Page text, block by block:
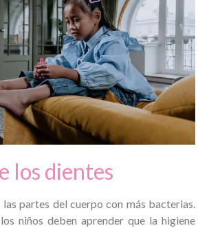
los dientes
las partes del cuerpo con más bacterias.
niños deben aprender que la higiene